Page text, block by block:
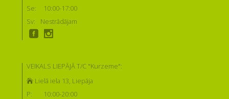
Se:
10:00-17:00
Sv:
Nestrādājam
VEIKALS LIEPĀJĀ T/C "Kurzeme":
Lielā iela 13, Liepāja
P:
10:00-20:00